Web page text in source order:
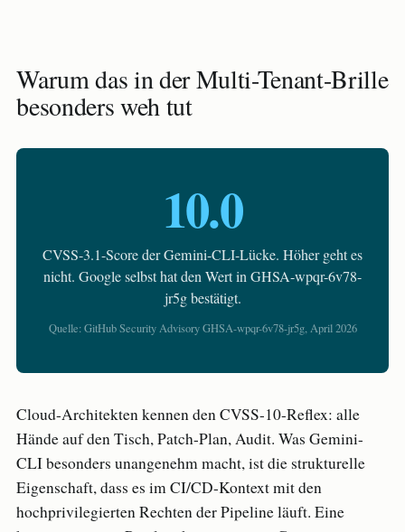
Warum das in der Multi-Tenant-Brille
besonders weh tut
10.0
CVSS-3.1-Score der Gemini-CLI-Lücke. Höher geht es
nicht. Google selbst hat den Wert in GHSA-wpqr-6v78-
jr5g bestätigt.
Quelle: GitHub Security Advisory GHSA-wpqr-6v78-jr5g, April 2026
Cloud-Architekten kennen den CVSS-10-Reflex: alle
Hände auf den Tisch, Patch-Plan, Audit. Was Gemini-
CLI besonders unangenehm macht, ist die strukturelle
Eigenschaft, dass es im CI/CD-Kontext mit den
hochprivilegierten Rechten der Pipeline läuft. Eine